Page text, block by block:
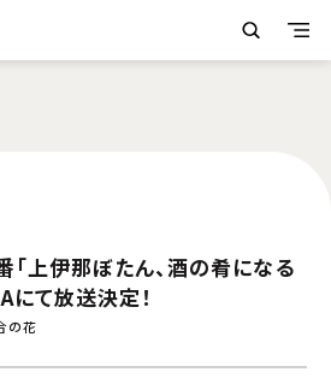
上伊那ぼたん、酒の肴になる
て放送決定！
の花